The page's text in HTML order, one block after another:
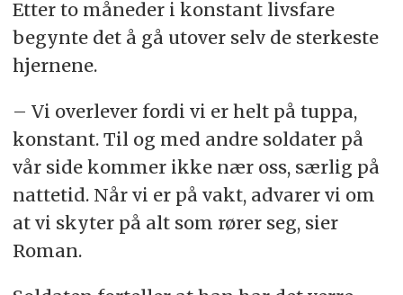
Etter to måneder i konstant livsfare
begynte det å gå utover selv de sterkeste
hjernene.
– Vi overlever fordi vi er helt på tuppa,
konstant. Til og med andre soldater på
vår side kommer ikke nær oss, særlig på
nattetid. Når vi er på vakt, advarer vi om
at vi skyter på alt som rører seg, sier
Roman.